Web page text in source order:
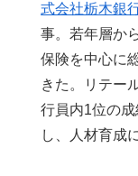
式会社栃木銀
事。若年層か
保険を中心に
きた。リテー
行員内1位の
し、人材育成